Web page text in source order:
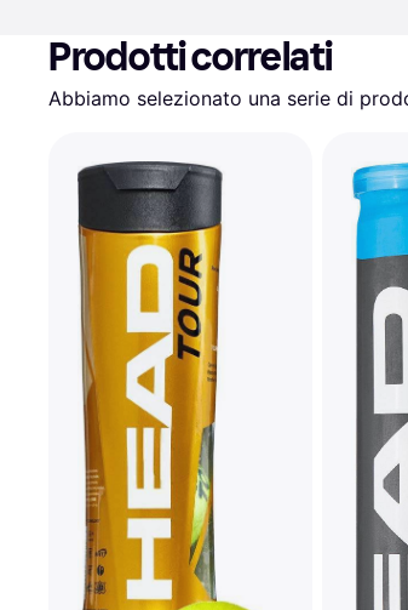
Prodotti correlati
Abbiamo selezionato una serie di